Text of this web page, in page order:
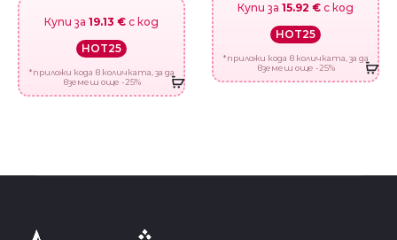
Купи за 19.13 € с код
HOT25
*приложи кода в количката, за да
вземеш още -25%
Купи за 15.92 € с код
HOT25
*приложи кода в количката, за да
вземеш още -25%